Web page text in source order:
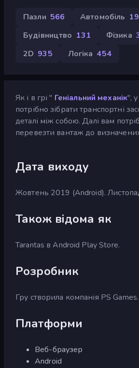
Пазли 566 Автомобіль
Будівництво 131 Фізика
2D 935 Логіка 454
Як і в грі " Геніальний механік",
потрібно зібрати транспортні
деталі між собою. Далі вам
перевезти вантаж до
Дата виходу
Жовтень 2019 (Android).
Також відома як
Tarantas в Android Play Store.
Розробник
Гру створила компанія PS Games.
Платформи
Веб-браузер
Android